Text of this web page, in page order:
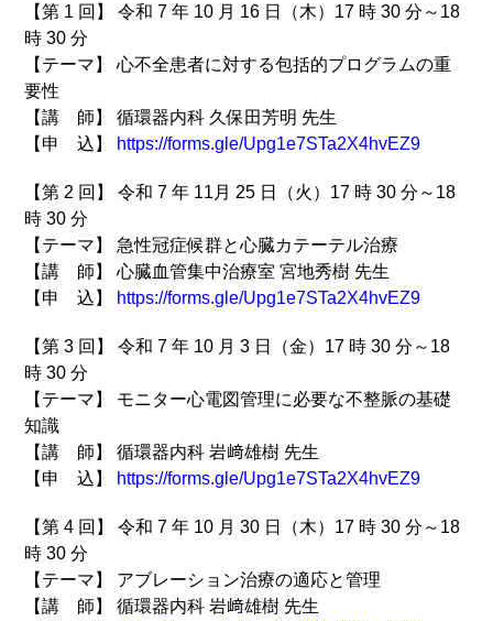
【第 1 回】 令和 7 年 10 月 16 日（木）17 時 30 分～18
時 30 分
【テーマ】心不全患者に対する包括的プログラムの重
要性
【講 師】 循環器内科 久保田芳明 先生
【申 込】 https://forms.gle/Upg1e7STa2X4hvEZ9
【第 2 回】 令和 7 年 11月 25 日（火）17 時 30 分～18
時 30 分
【テーマ】 急性冠症候群と心臓カテーテル治療
【講 師】 心臓血管集中治療室 宮地秀樹 先生
【申 込】 https://forms.gle/Upg1e7STa2X4hvEZ9
【第 3 回】 令和 7 年 10 月 3 日（金）17 時 30 分～18
時 30 分
【テーマ】 モニター心電図管理に必要な不整脈の基礎
知識
【講 師】 循環器内科 岩﨑雄樹 先生
【申 込】 https://forms.gle/Upg1e7STa2X4hvEZ9
【第 4 回】 令和 7 年 10 月 30 日（木）17 時 30 分～18
時 30 分
【テーマ】 アブレーション治療の適応と管理
【講 師】 循環器内科 岩﨑雄樹 先生